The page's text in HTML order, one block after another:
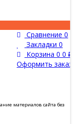
Сравнение 0
Закладки 0
Корзина 0 0 ₽
Оформить заказ
материалов сайта без